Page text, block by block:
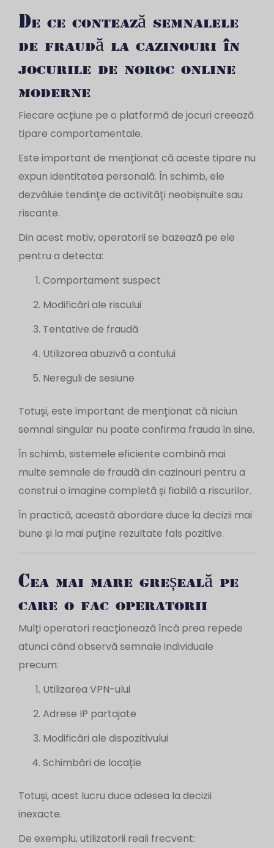
De ce contează semnalele
de fraudă la cazinouri în
jocurile de noroc online
moderne
Fiecare acțiune pe o platformă de jocuri creează
tipare comportamentale.
Este important de menționat că aceste tipare nu
expun identitatea personală. În schimb, ele
dezvăluie tendințe de activități neobișnuite sau
riscante.
Din acest motiv, operatorii se bazează pe ele
pentru a detecta:
Comportament suspect
Modificări ale riscului
Tentative de fraudă
Utilizarea abuzivă a contului
Nereguli de sesiune
Totuși, este important de menționat că niciun
semnal singular nu poate confirma frauda în sine.
În schimb, sistemele eficiente combină mai
multe semnale de fraudă din cazinouri pentru a
construi o imagine completă și fiabilă a riscurilor.
În practică, această abordare duce la decizii mai
bune și la mai puține rezultate fals pozitive.
Cea mai mare greșeală pe
care o fac operatorii
Mulți operatori reacționează încă prea repede
atunci când observă semnale individuale
precum:
Utilizarea VPN-ului
Adrese IP partajate
Modificări ale dispozitivului
Schimbări de locație
Totuși, acest lucru duce adesea la decizii
inexacte.
De exemplu, utilizatorii reali frecvent: